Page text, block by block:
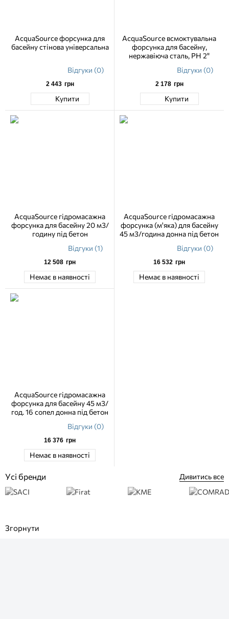
AcquaSource форсунка для
басейну стінова універсальна
Відгуки (0)
2 443 грн
Купити
AcquaSource всмоктувальна
форсунка для басейну,
нержавіюча сталь, РН 2"
Відгуки (0)
2 178 грн
Купити
AcquaSource гідромасажна
форсунка для басейну 20 м3/
годину під бетон
Відгуки (1)
12 508 грн
Немає в наявності
AcquaSource гідромасажна
форсунка (м'яка) для басейну
45 м3/година донна під бетон
Відгуки (0)
16 532 грн
Немає в наявності
AcquaSource гідромасажна
форсунка для басейну 45 м3/
год. 16 сопел донна під бетон
Відгуки (0)
16 376 грн
Немає в наявності
Усі бренди Дивитись все